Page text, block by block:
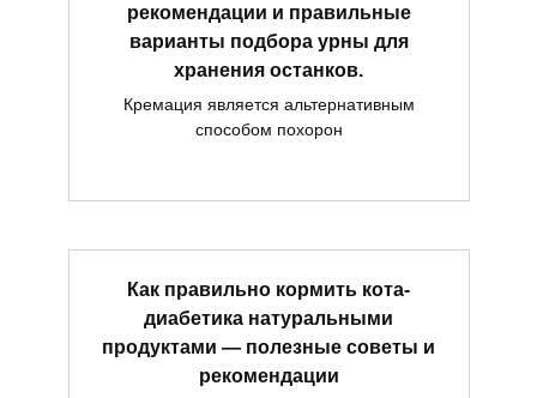
рекомендации и правильные
варианты подбора урны для
хранения останков.
Кремация является альтернативным
способом похорон
Как правильно кормить кота-
диабетика натуральными
продуктами — полезные советы и
рекомендации